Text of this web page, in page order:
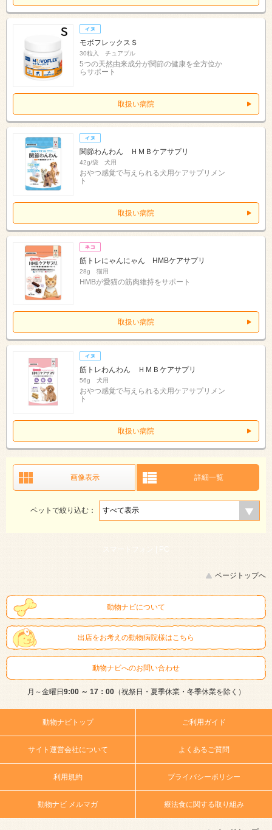
モボフレックスＳ
30粒入 チュアブル
5つの天然由来成分が関節の健康を全方位か
らサポート
取扱い病院
関節わんわん ＨＭＢケアサプリ
42g/袋 犬用
おやつ感覚で与えられる犬用ケアサプリメン
ト
取扱い病院
筋トレにゃんにゃん HMBケアサプリ
28g 猫用
HMBが愛猫の筋肉維持をサポート
取扱い病院
筋トレわんわん ＨＭＢケアサプリ
56g 犬用
おやつ感覚で与えられる犬用ケアサプリメン
ト
取扱い病院
画像表示 詳細一覧
ペットで絞り込む：
スマートフォン | PC
ページトップへ
動物ナビについて
出店をお考えの動物病院様はこちら
動物ナビへのお問い合わせ
月～金曜日9:00 ～ 17：00（祝祭日・夏季休業・冬季休業を除く）
動物ナビトップ ご利用ガイド
サイト運営会社について よくあるご質問
利用規約 プライバシーポリシー
動物ナビ メルマガ 療法食に関する取り組み